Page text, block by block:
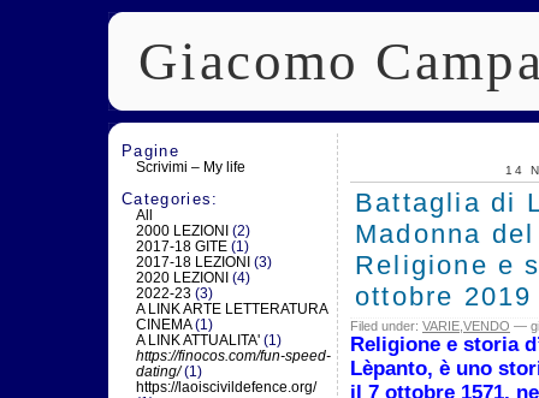
Giacomo
Pagine
Scrivimi – My life
Categories:
All
2000 LEZIONI (2)
2017-18 GITE (1)
2017-18 LEZIONI (3)
2020 LEZIONI (4)
2022-23 (3)
A LINK ARTE LETTERATURA
CINEMA(1)
A LINK ATTUALITA' (1)
https://finocos.com/fun-speed-
dating/(1)
https://laoiscivildefence.org/
14
Battaglia di
Madonna
Religione e
ottobre 2019
Filed under: VARIE VENDO —
Religione e storia
Lèpanto, è uno
il 7 ottobre 1571,